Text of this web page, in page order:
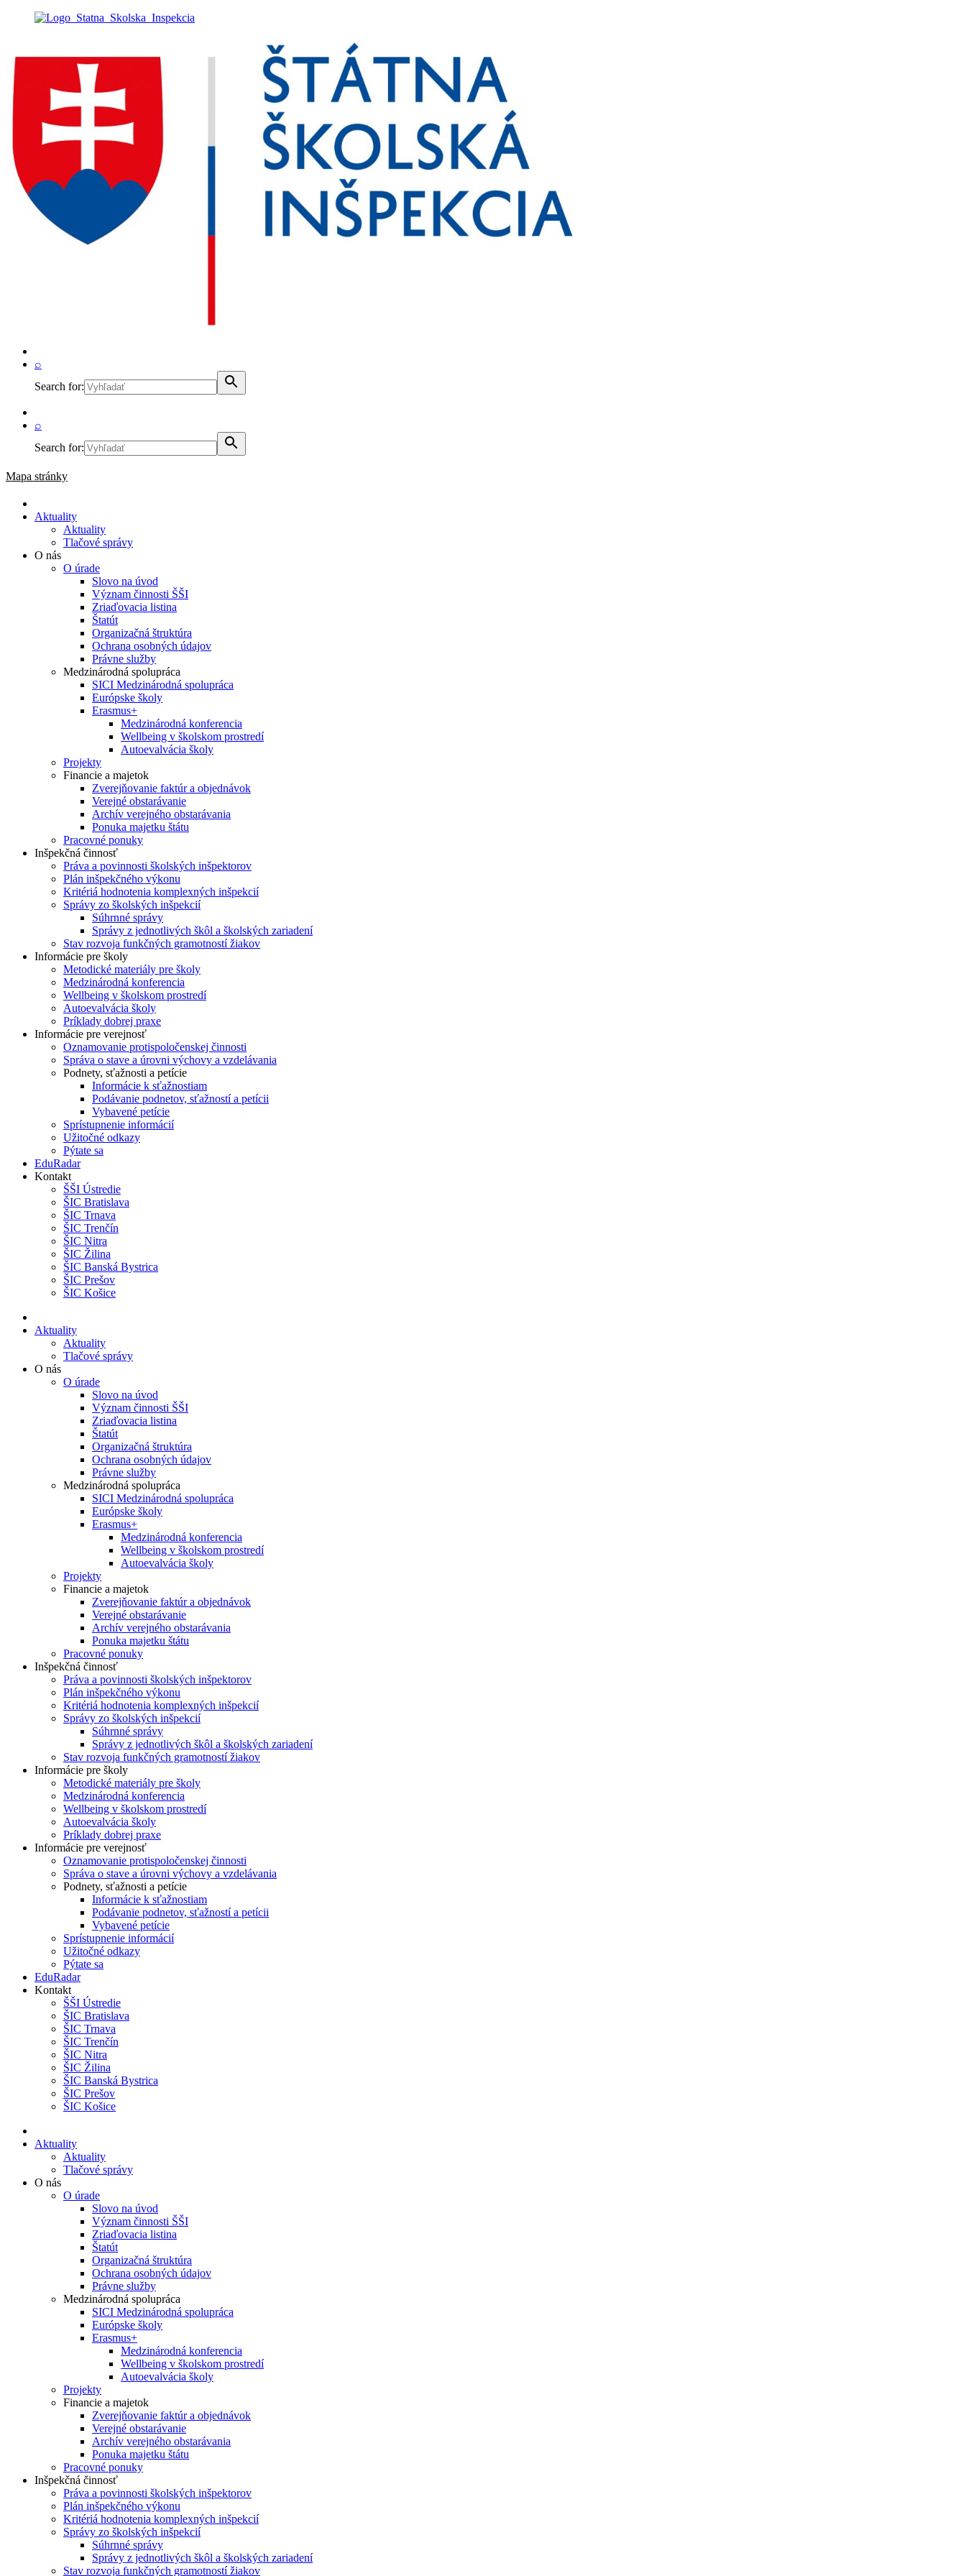
⌕
Search for:
⌕
Search for:
Mapa stránky
Aktuality
Aktuality
Tlačové správy
O nás
O úrade
Slovo na úvod
Význam činnosti ŠŠI
Zriaďovacia listina
Štatút
Organizačná štruktúra
Ochrana osobných údajov
Právne služby
Medzinárodná spolupráca
SICI Medzinárodná spolupráca
Európske školy
Erasmus+
Medzinárodná konferencia
Wellbeing v školskom prostredí
Autoevalvácia školy
Projekty
Financie a majetok
Zverejňovanie faktúr a objednávok
Verejné obstarávanie
Archív verejného obstarávania
Ponuka majetku štátu
Pracovné ponuky
Inšpekčná činnosť
Práva a povinnosti školských inšpektorov
Plán inšpekčného výkonu
Kritériá hodnotenia komplexných inšpekcií
Správy zo školských inšpekcií
Súhrnné správy
Správy z jednotlivých škôl a školských zariadení
Stav rozvoja funkčných gramotností žiakov
Informácie pre školy
Metodické materiály pre školy
Medzinárodná konferencia
Wellbeing v školskom prostredí
Autoevalvácia školy
Príklady dobrej praxe
Informácie pre verejnosť
Oznamovanie protispoločenskej činnosti
Správa o stave a úrovni výchovy a vzdelávania
Podnety, sťažnosti a petície
Informácie k sťažnostiam
Podávanie podnetov, sťažností a petícii
Vybavené petície
Sprístupnenie informácií
Užitočné odkazy
Pýtate sa
EduRadar
Kontakt
ŠŠI Ústredie
ŠIC Bratislava
ŠIC Trnava
ŠIC Trenčín
ŠIC Nitra
ŠIC Žilina
ŠIC Banská Bystrica
ŠIC Prešov
ŠIC Košice
Aktuality
Aktuality
Tlačové správy
O nás
O úrade
Slovo na úvod
Význam činnosti ŠŠI
Zriaďovacia listina
Štatút
Organizačná štruktúra
Ochrana osobných údajov
Právne služby
Medzinárodná spolupráca
SICI Medzinárodná spolupráca
Európske školy
Erasmus+
Medzinárodná konferencia
Wellbeing v školskom prostredí
Autoevalvácia školy
Projekty
Financie a majetok
Zverejňovanie faktúr a objednávok
Verejné obstarávanie
Archív verejného obstarávania
Ponuka majetku štátu
Pracovné ponuky
Inšpekčná činnosť
Práva a povinnosti školských inšpektorov
Plán inšpekčného výkonu
Kritériá hodnotenia komplexných inšpekcií
Správy zo školských inšpekcií
Súhrnné správy
Správy z jednotlivých škôl a školských zariadení
Stav rozvoja funkčných gramotností žiakov
Informácie pre školy
Metodické materiály pre školy
Medzinárodná konferencia
Wellbeing v školskom prostredí
Autoevalvácia školy
Príklady dobrej praxe
Informácie pre verejnosť
Oznamovanie protispoločenskej činnosti
Správa o stave a úrovni výchovy a vzdelávania
Podnety, sťažnosti a petície
Informácie k sťažnostiam
Podávanie podnetov, sťažností a petícii
Vybavené petície
Sprístupnenie informácií
Užitočné odkazy
Pýtate sa
EduRadar
Kontakt
ŠŠI Ústredie
ŠIC Bratislava
ŠIC Trnava
ŠIC Trenčín
ŠIC Nitra
ŠIC Žilina
ŠIC Banská Bystrica
ŠIC Prešov
ŠIC Košice
Aktuality
Aktuality
Tlačové správy
O nás
O úrade
Slovo na úvod
Význam činnosti ŠŠI
Zriaďovacia listina
Štatút
Organizačná štruktúra
Ochrana osobných údajov
Právne služby
Medzinárodná spolupráca
SICI Medzinárodná spolupráca
Európske školy
Erasmus+
Medzinárodná konferencia
Wellbeing v školskom prostredí
Autoevalvácia školy
Projekty
Financie a majetok
Zverejňovanie faktúr a objednávok
Verejné obstarávanie
Archív verejného obstarávania
Ponuka majetku štátu
Pracovné ponuky
Inšpekčná činnosť
Práva a povinnosti školských inšpektorov
Plán inšpekčného výkonu
Kritériá hodnotenia komplexných inšpekcií
Správy zo školských inšpekcií
Súhrnné správy
Správy z jednotlivých škôl a školských zariadení
Stav rozvoja funkčných gramotností žiakov